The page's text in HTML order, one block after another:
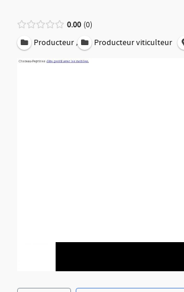
0.00 0
Producteur , Producteur viticulteur